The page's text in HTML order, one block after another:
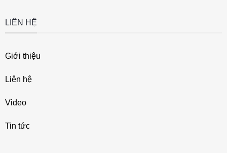
LIÊN HỆ
Giới thiệu
Liên hệ
Video
Tin tức